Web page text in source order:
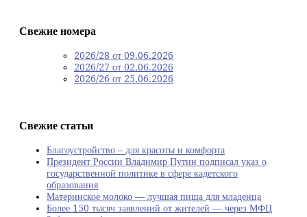
Свежие номера
2026/28 от 09.06.2026
2026/27 от 02.06.2026
2026/26 от 25.06.2026
Свежие статьи
Благоустройство – для красоты и комфорта
Президент России Владимир Путин подписал указ о
государственной политике в сфере кадетского
образования
Материнское молоко — лучшая пища для младенца
Более 150 тысяч заявлений от жителей — через МФЦ